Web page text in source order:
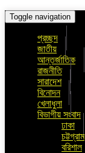
Toggle navigation
প্রচ্ছদ
জাতীয়
আন্তর্জাতিক
রাজনীতি
সারাদেশ
বিনোদন
খেলাধুলা
বিভাগীয় সংবাদ
ঢাকা
চট্টগ্রাম
বরিশাল